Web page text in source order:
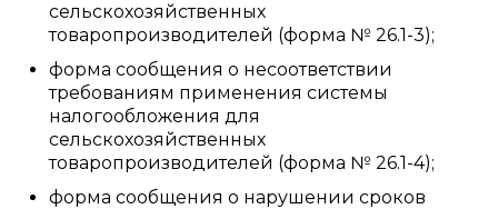
сельскохозяйственных
товаропроизводителей (форма № 26.1-3);
форма сообщения о несоответствии
требованиям применения системы
налогообложения для
сельскохозяйственных
товаропроизводителей (форма № 26.1-4);
форма сообщения о нарушении сроков